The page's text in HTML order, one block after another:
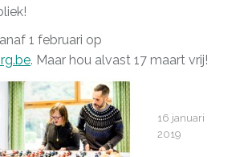
1 februari op
. Maar hou alvast 17 maart vrij!
16 januari
2019